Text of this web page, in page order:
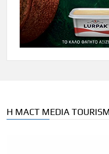
Η MACT MEDIA TOURISM